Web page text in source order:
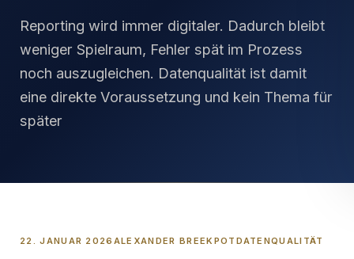
Reporting wird immer digitaler. Dadurch bleibt
weniger Spielraum, Fehler spät im Prozess
noch auszugleichen. Datenqualität ist damit
eine direkte Voraussetzung und kein Thema für
später
22. JANUAR 2026 ALEXANDER BREEKPOT DATENQUALITÄT